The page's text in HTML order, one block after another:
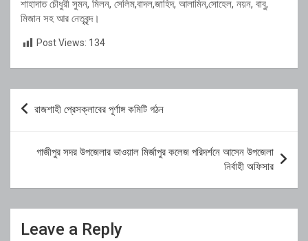
শাহাদাত চৌধুরী সুমন, মিলন, সেলিম,বাদল,জাহিদ, আলামিন,সোহেল, নয়ন, বাবু,
মিজান সহ আর নেতৃবৃন্দ।
Post Views: 134
Post
navigation
রাজশাহী প্রেসক্লাবের পূর্ণাঙ্গ কমিটি গঠন
গাজীপুর সদর উপজেলার ভাওয়াল মির্জাপুর কলেজ পরিদর্শনে আসেন উপজেলা
নির্বাহী অফিসার
Leave a Reply